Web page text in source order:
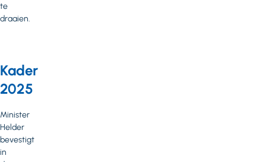
te
draaien.
Kader
2025
Minister
Helder
bevestigt
in